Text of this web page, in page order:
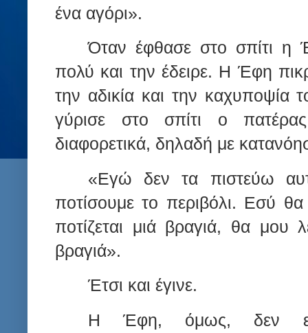
ένα αγόρι».
Όταν έφθασε στο σπίτι
πολύ και την έδειρε. Η Έφη
την αδικία και την
γύρισε στο σπίτι ο
διαφορετικά, δηλαδή με
«Εγώ δεν τα πιστεύω
ποτίσουμε το περιβόλι. Εσύ
ποτίζεται μιά βραγιά, θα
βραγιά».
Έτσι και έγινε.
Η
Έφη, όμως, δεν